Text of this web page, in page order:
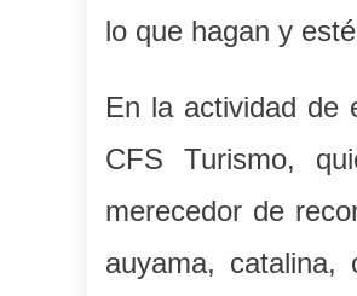
lo que hagan y
En la actividad de
CFS Turismo,
merecedor de
auyama, catalina,